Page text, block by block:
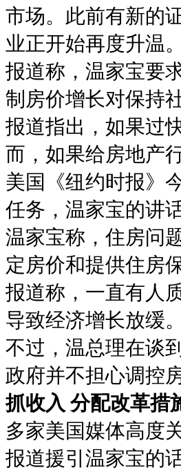
市场。此前有新的
业正开始再度升温。
报道称，温家宝要
制房价增长对保持
报道指出，如果过
而，如果给房地产
美国《纽约时报》
任务，温家宝的讲
温家宝称，住房问
定房价和提供住房
报道称，一直有人
导致经济增长放缓。
不过，温总理在谈
政府并不担心调控
抓收入 分配改革措
多家美国媒体高度
报道援引温家宝的